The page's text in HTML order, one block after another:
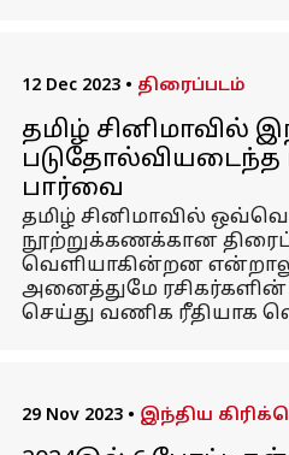
12 Dec 2023 • திரைப்படம்
தமிழ் சினிமாவில்
படுதோல்வியடைந்த
பார்வை
தமிழ் சினிமாவில்
நூற்றுக்கணக்கான
வெளியாகின்றன
அனைத்துமே ரசிகர்களின்
செய்து வணிக ரீதியாக
29 Nov 2023 • இந்திய